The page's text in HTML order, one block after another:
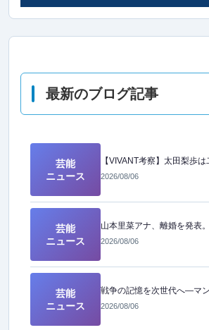
最新のブログ記事
芸能
ニュース
2026/08/06
芸能
ニュース
2026/08/06
芸能
ニュース
2026/08/06